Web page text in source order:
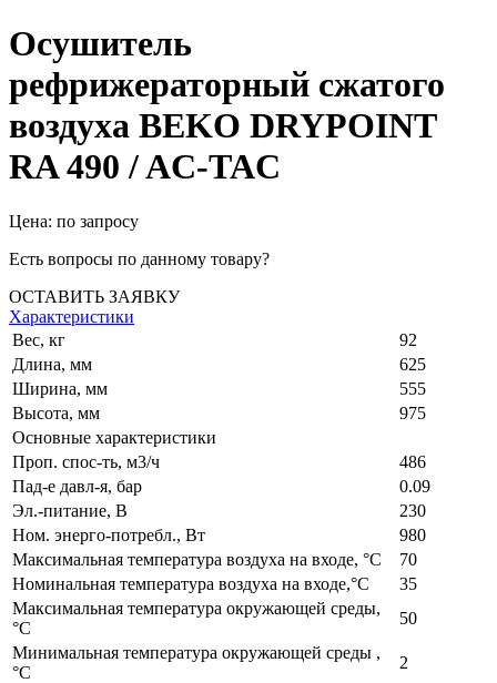
Осушитель
рефрижераторный сжатого
воздуха BEKO DRYPOINT
RA 490 / AC-TAC
Цена: по запросу
Есть вопросы по данному товару?
ОСТАВИТЬ ЗАЯВКУ
Характеристики
Вес, кг
92
Длина, мм
625
Ширина, мм
555
Высота, мм
975
Основные характеристики
Проп. спос-ть, м3/ч
486
Пад-е давл-я, бар
0.09
Эл.-питание, В
230
Ном. энерго-потребл., Вт
980
Максимальная температура воздуха на входе, °C
70
Номинальная температура воздуха на входе,°C
35
Максимальная температура окружающей среды,
°C
50
Минимальная температура окружающей среды ,
°C
2